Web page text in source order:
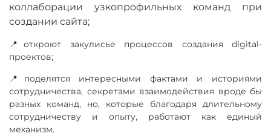
коллаборации узкопрофильных команд при
создании сайта;
📍откроют закулисье процессов создания digital-
проектов;
📍поделятся интересными фактами и историями
сотрудничества, секретами взаимодействия вроде бы
разных команд, но, которые благодаря длительному
сотрудничеству и опыту, работают как единый
механизм.